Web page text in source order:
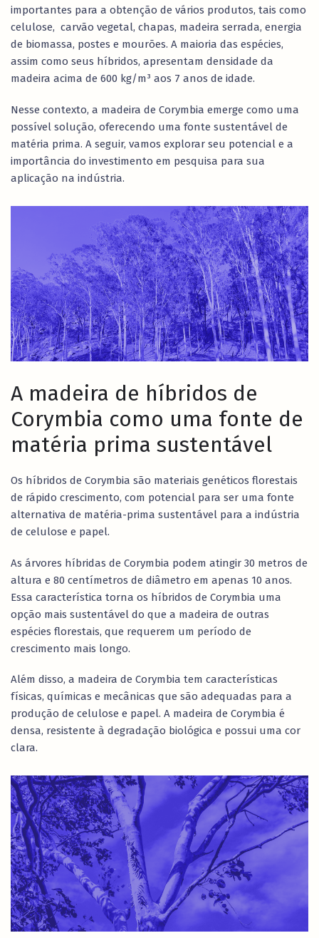
importantes para a obtenção de vários produtos, tais como
celulose, carvão vegetal, chapas, madeira serrada, energia
de biomassa, postes e mourões. A maioria das espécies,
assim como seus híbridos, apresentam densidade da
madeira acima de 600 kg/m³ aos 7 anos de idade.
Nesse contexto, a madeira de Corymbia emerge como uma
possível solução, oferecendo uma fonte sustentável de
matéria prima. A seguir, vamos explorar seu potencial e a
importância do investimento em pesquisa para sua
aplicação na indústria.
A madeira de híbridos de
Corymbia como uma fonte de
matéria prima sustentável
Os híbridos de Corymbia são materiais genéticos florestais
de rápido crescimento, com potencial para ser uma fonte
alternativa de matéria-prima sustentável para a indústria
de celulose e papel.
As árvores híbridas de Corymbia podem atingir 30 metros de
altura e 80 centímetros de diâmetro em apenas 10 anos.
Essa característica torna os híbridos de Corymbia uma
opção mais sustentável do que a madeira de outras
espécies florestais, que requerem um período de
crescimento mais longo.
Além disso, a madeira de Corymbia tem características
físicas, químicas e mecânicas que são adequadas para a
produção de celulose e papel. A madeira de Corymbia é
densa, resistente à degradação biológica e possui uma cor
clara.